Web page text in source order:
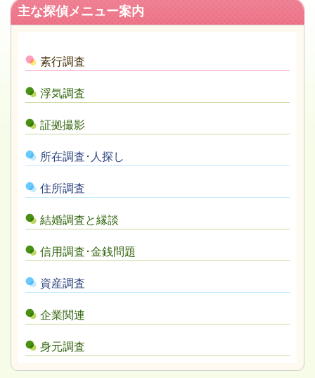
主な探偵メニュー案内
素行調査
浮気調査
証拠撮影
所在調査･人探し
住所調査
結婚調査と縁談
信用調査･金銭問題
資産調査
企業関連
身元調査